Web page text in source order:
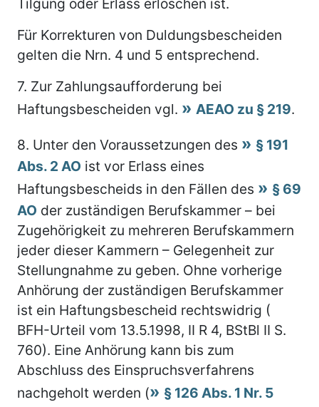
Für Korrekturen von Duldungsbescheiden
gelten die Nrn. 4 und 5 entsprechend.
7. Zur Zahlungsaufforderung bei
Haftungsbescheiden vgl.
AEAO zu § 219.
8. Unter den Voraussetzungen des
§ 191
Abs. 2 AO ist vor Erlass eines
Haftungsbescheids in den Fällen des
§ 69
AO der zuständigen Berufskammer – bei
Zugehörigkeit zu mehreren Berufskammern
jeder dieser Kammern – Gelegenheit zur
Stellungnahme zu geben. Ohne vorherige
Anhörung der zuständigen Berufskammer
ist ein Haftungsbescheid rechtswidrig (
BFH-Urteil vom 13.5.1998, II R 4, BStBl II S.
760). Eine Anhörung kann bis zum
Abschluss des Einspruchsverfahrens
nachgeholt werden (
§ 126 Abs. 1 Nr. 5